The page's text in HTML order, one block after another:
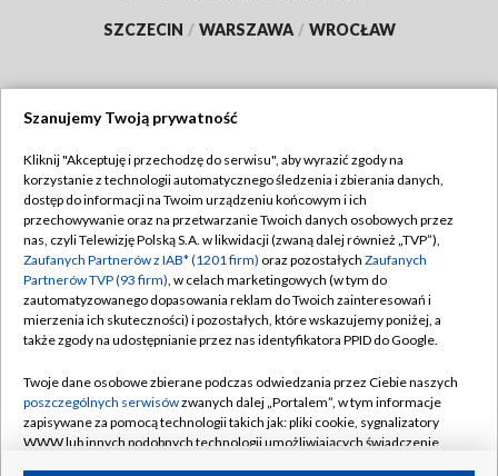
SZCZECIN / WARSZAWA / WROCŁAW
TVP
Abonament TVP
Emisja w TVP
Centrum informacji TVP
Naziemna Telewizja Cyfrowa
Rada Programowa
System NOS
Informacje o nadawcy
Regulamin TVP
Polityka prywatności
Moje zgody
Pomoc
Kontakt
Szanujemy Twoją prywatność
Kliknij "Akceptuję i przechodzę do serwisu", aby wyrazić zgody na
korzystanie z technologii automatycznego śledzenia i zbierania danych,
dostęp do informacji na Twoim urządzeniu końcowym i ich
przechowywanie oraz na przetwarzanie Twoich danych osobowych przez
nas, czyli Telewizję Polską S.A. w likwidacji (zwaną dalej również „TVP”),
Zaufanych Partnerów z IAB* (1201 firm) oraz pozostałych Zaufanych
Partnerów TVP (93 firm), w celach marketingowych (w tym do
zautomatyzowanego dopasowania reklam do Twoich zainteresowań i
mierzenia ich skuteczności) i pozostałych, które wskazujemy poniżej, a
także zgody na udostępnianie przez nas identyfikatora PPID do Google.
Twoje dane osobowe zbierane podczas odwiedzania przez Ciebie naszych
poszczególnych serwisówzwanych dalej „Portalem”, w tym informacje
zapisywane za pomocą technologii takich jak: pliki cookie, sygnalizatory
WWW lub innych podobnych technologii umożliwiających świadczenie